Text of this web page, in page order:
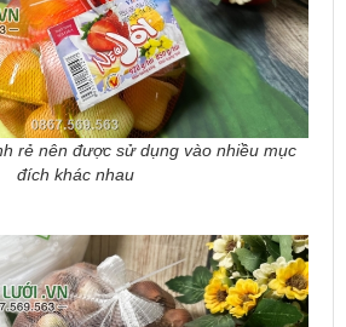
rẻ nên được sử dụng vào nhiều mục
đích khác nhau